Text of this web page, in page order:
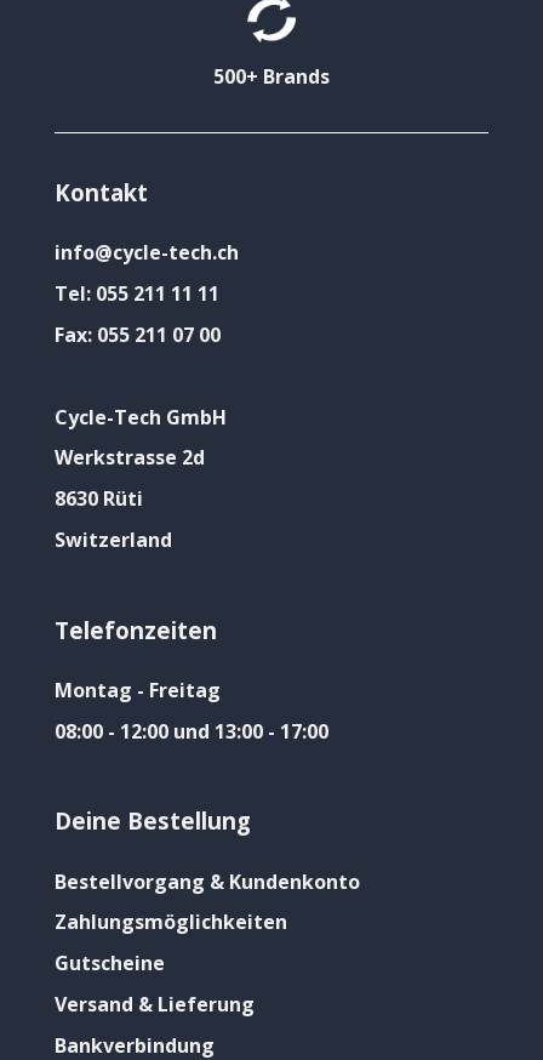
500+ Brands
Kontakt
info@cycle-tech.ch
Tel: 055 211 11 11
Fax: 055 211 07 00
Cycle-Tech GmbH
Werkstrasse 2d
8630 Rüti
Switzerland
Telefonzeiten
Montag - Freitag
08:00 - 12:00 und 13:00 - 17:00
Deine Bestellung
Bestellvorgang & Kundenkonto
Zahlungsmöglichkeiten
Gutscheine
Versand & Lieferung
Bankverbindung